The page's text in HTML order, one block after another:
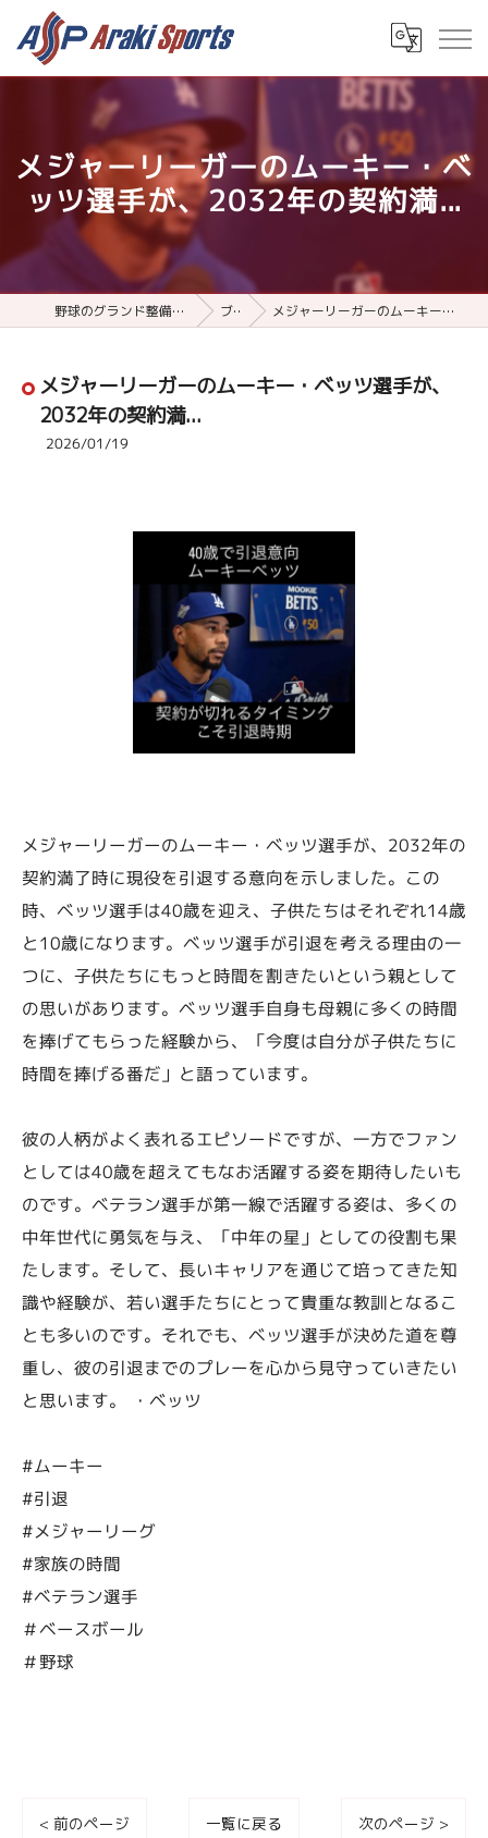
メジャーリーガーのムーキー・ベ
ッツ選手が、2032年の契約満...
野球のグランド整備用品ならアラキスポーツ ブログ メジャーリーガーのムーキー・ベッツ選手が、2032年の契約満...
メジャーリーガーのムーキー・ベッツ選手が、
2032年の契約満...
2026/01/19
メジャーリーガーのムーキー・ベッツ選手が、2032年の
契約満了時に現役を引退する意向を示しました。この
時、ベッツ選手は40歳を迎え、子供たちはそれぞれ14歳
と10歳になります。ベッツ選手が引退を考える理由の一
つに、子供たちにもっと時間を割きたいという親として
の思いがあります。ベッツ選手自身も母親に多くの時間
を捧げてもらった経験から、「今度は自分が子供たちに
時間を捧げる番だ」と語っています。
彼の人柄がよく表れるエピソードですが、一方でファン
としては40歳を超えてもなお活躍する姿を期待したいも
のです。ベテラン選手が第一線で活躍する姿は、多くの
中年世代に勇気を与え、「中年の星」としての役割も果
たします。そして、長いキャリアを通じて培ってきた知
識や経験が、若い選手たちにとって貴重な教訓となるこ
とも多いのです。それでも、ベッツ選手が決めた道を尊
重し、彼の引退までのプレーを心から見守っていきたい
と思います。 ・ベッツ
#ムーキー
#引退
#メジャーリーグ
#家族の時間
#ベテラン選手
＃ベースボール
＃野球
< 前のページ 一覧に戻る 次のページ >